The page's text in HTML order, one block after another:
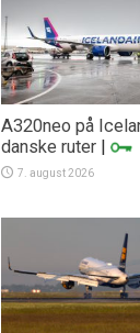
A320neo på
danske ruter |
7. august 2026